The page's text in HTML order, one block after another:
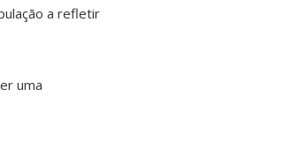
a refletir
uma